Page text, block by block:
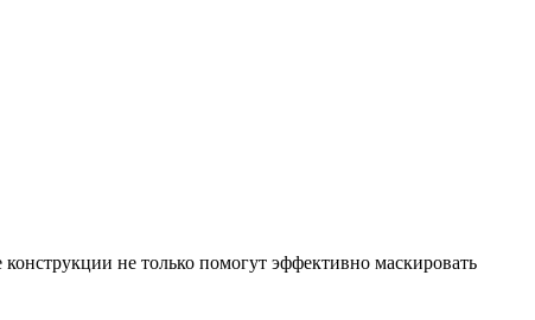
не только помогут эффективно маскировать